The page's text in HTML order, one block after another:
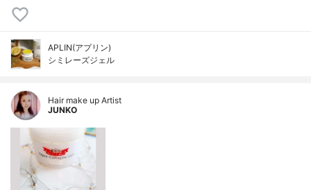
APLIN(アプリン)
シミレーズジェル
Hair make up Artist
JUNKO